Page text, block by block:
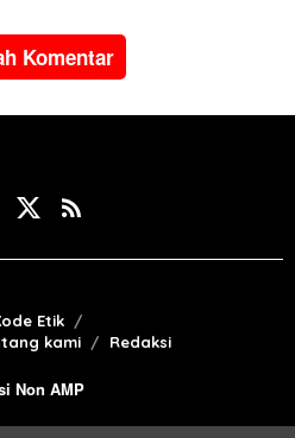
Komentar
Etik
kami Redaksi
Non AMP